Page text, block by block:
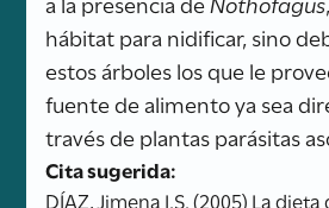
hábitat para nidificar, sino
estos árboles los que le
fuente de alimento ya sea
través de plantas parásitas
Cita sugerida:
DÍAZ, Jimena I.S. (2005) La dieta